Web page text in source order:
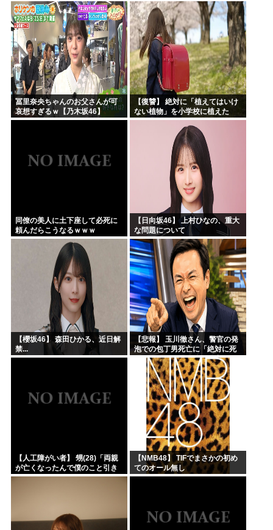
ｗｗｗｗｗｗ ｗｗｗ
冨里奈央ちゃんのお父さんが可
哀想すぎるｗ【乃木坂46】
【復讐】 絶対に「植えてはいけ
ない植物」を小学校に植えた
→20年経って見に行くと…
「！？」衝撃の光景が・・・
同僚の美人に土下座して必死に
頼んだらこうなるｗｗｗ
【日向坂46】 上村ひなの、重大
な問題について
【櫻坂46】 森田ひかる、近日解
禁...
【悲報】 玉川徹さん、警官の発
泡での包丁男死亡に「絶対に死
刑にならない罪なのに警察が死
刑にした！」 → 元警官のマジレ
スがコチラ → ………
【人工障がい者】 甥(28)「両親
が亡くなったんで僕のこと引き
取ってほしいんですけど！」な
【NMB48】 TIFでまさかの初め
てのオール無し